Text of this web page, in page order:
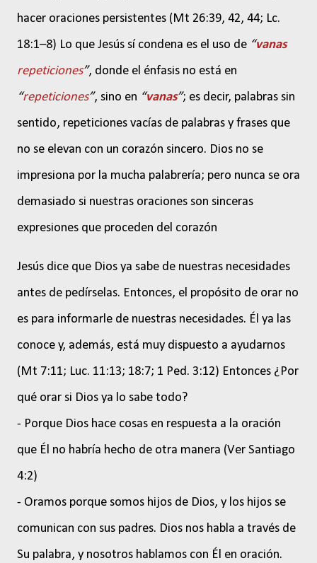
hacer oraciones persistentes (Mt 26:39, 42, 44; Lc.
18:1–8) Lo que Jesús sí condena es el uso de “vanas
repeticiones”, donde el énfasis no está en
“repeticiones”, sino en “vanas”; es decir, palabras sin
sentido, repeticiones vacías de palabras y frases que
no se elevan con un corazón sincero. Dios no se
impresiona por la mucha palabrería; pero nunca se ora
demasiado si nuestras oraciones son sinceras
expresiones que proceden del corazón
Jesús dice que Dios ya sabe de nuestras necesidades
antes de pedírselas. Entonces, el propósito de orar no
es para informarle de nuestras necesidades. Él ya las
conoce y, además, está muy dispuesto a ayudarnos
(Mt 7:11; Luc. 11:13; 18:7; 1 Ped. 3:12) Entonces ¿Por
qué orar si Dios ya lo sabe todo?
- Porque Dios hace cosas en respuesta a la oración
que Él no habría hecho de otra manera (Ver Santiago
4:2)
- Oramos porque somos hijos de Dios, y los hijos se
comunican con sus padres. Dios nos habla a través de
Su palabra, y nosotros hablamos con Él en oración.